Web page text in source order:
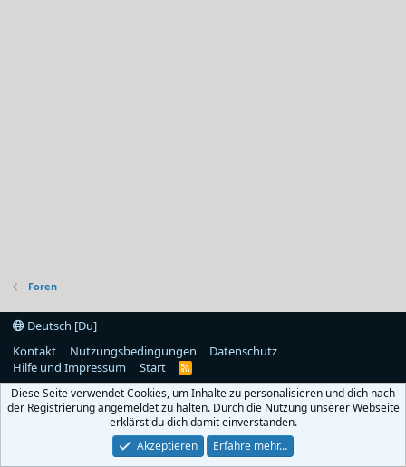
Foren
Deutsch [Du]
Kontakt
Nutzungsbedingungen
Datenschutz
Hilfe und Impressum
Start
R
S
Diese Seite verwendet Cookies, um Inhalte zu personalisieren und dich nach
der Registrierung angemeldet zu halten. Durch die Nutzung unserer Webseite
erklärst du dich damit einverstanden.
Akzeptieren
Erfahre mehr…